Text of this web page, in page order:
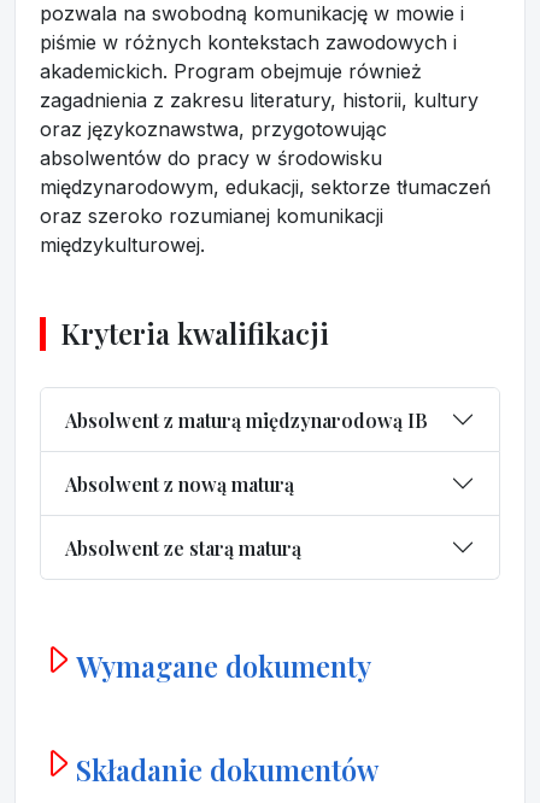
pozwala na swobodną komunikację w mowie i
piśmie w różnych kontekstach zawodowych i
akademickich. Program obejmuje również
zagadnienia z zakresu literatury, historii, kultury
oraz językoznawstwa, przygotowując
absolwentów do pracy w środowisku
międzynarodowym, edukacji, sektorze tłumaczeń
oraz szeroko rozumianej komunikacji
międzykulturowej.
Kryteria kwalifikacji
Absolwent z maturą międzynarodową IB
Absolwent z nową maturą
Absolwent ze starą maturą
Wymagane dokumenty
Składanie dokumentów